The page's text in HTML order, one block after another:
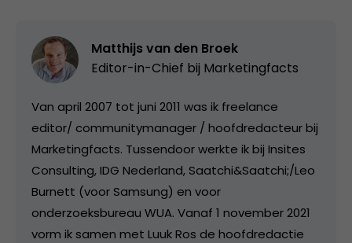
Matthijs van den Broek
Editor-in-Chief bij Marketingfacts
Van april 2007 tot juni 2011 was ik freelance
editor/ communitymanager / hoofdredacteur bij
Marketingfacts. Tussendoor werkte ik bij Insites
Consulting, IDG Nederland, Saatchi&Saatchi;/Leo
Burnett (voor Samsung) en voor
onderzoeksbureau WUA. Vanaf 1 november 2021
vorm ik samen met Luuk Ros de hoofdredactie